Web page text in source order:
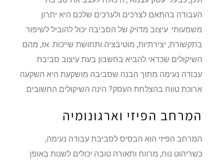
העבודה בהתאם לצרכים ולערכים שלכם היא יתרון
משמעותי. עיצוב מדויק של הסביבה יכול להוביל לשיפור
בתקשורת, יצירתיות, מוטיבציה ותחושת שייכות. אז, מהם
השיקולים שכדאי להביא בחשבון בעת עיצוב סביבת
עבודה נעימה מתוך הבנה שסביבה מושקעת היא השקעה
ארוכת טווח בהצלחת העסק? הינה השיקולים החשובים.
המרחב הפיזי וארגונומיה
המרחב הפיזי הוא הבסיס לסביבת עבודה נעימה,
כשריהוט נוח, מרווח ותאורה טובה יכולים לשנות באופן